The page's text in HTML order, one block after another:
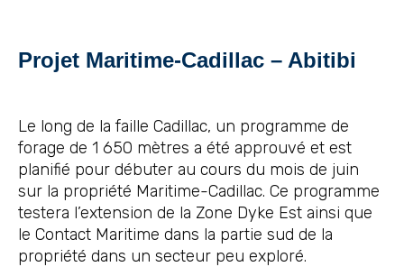
Projet Maritime-Cadillac – Abitibi
Le long de la faille Cadillac, un programme de
forage de 1 650 mètres a été approuvé et est
planifié pour débuter au cours du mois de juin
sur la propriété Maritime-Cadillac. Ce programme
testera l’extension de la Zone Dyke Est ainsi que
le Contact Maritime dans la partie sud de la
propriété dans un secteur peu exploré.